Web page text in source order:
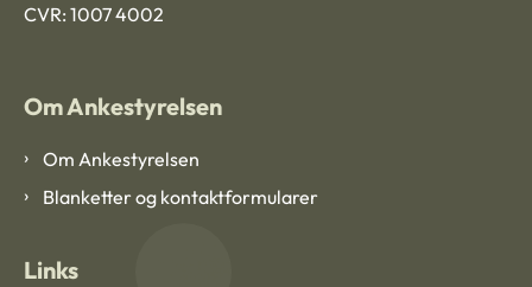
CVR: 1007 4002
Om Ankestyrelsen
Om Ankestyrelsen
Blanketter og kontaktformularer
Links